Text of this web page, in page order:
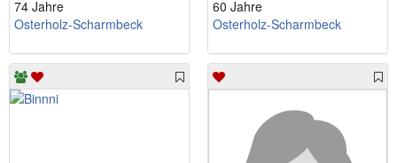
74 Jahre
Osterholz-Scharmbeck
60 Jahre
Osterholz-Scharmbeck